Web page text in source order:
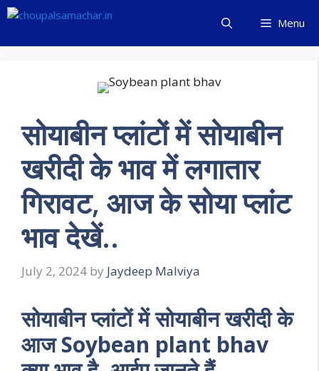
Skip
content
Menu
सोयाबीन प्लांटों में सोयाबीन
खरीदी के भाव में लगातार
गिरावट, आज के सोया प्लांट
भाव देखें..
July 2, 2024 by Jaydeep Malviya
सोयाबीन प्लांटों में सोयाबीन खरीदी के
आज Soybean plant bhav